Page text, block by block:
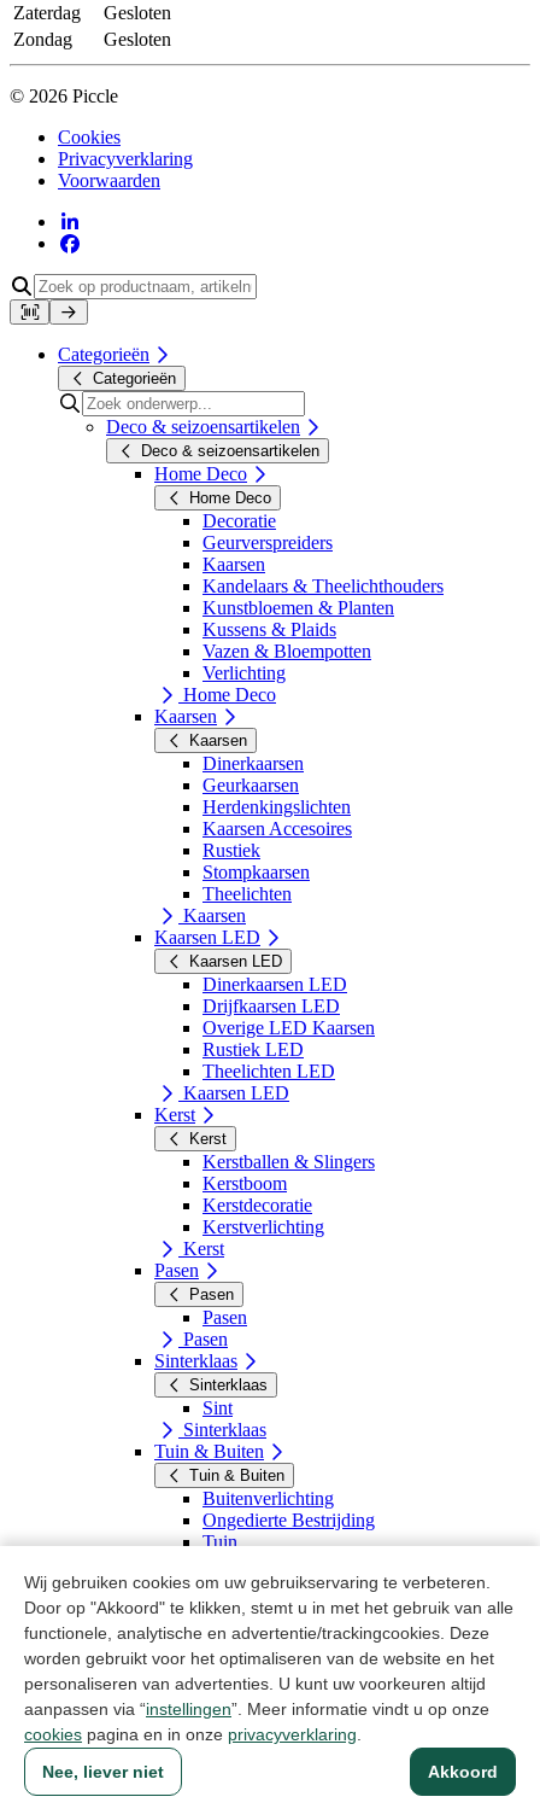
Wij gebruiken cookies om uw gebruikservaring te verbeteren.
Door op "Akkoord" te klikken, stemt u in met het gebruik van alle
functionele, analytische en advertentie/trackingcookies. Deze
worden gebruikt voor het optimaliseren van de website en het
personaliseren van advertenties. U kunt uw voorkeuren altijd
aanpassen via “instellingen”. Meer informatie vindt u op onze
cookies pagina en in onze privacyverklaring
Akkoord
Nee, liever niet
Zaterdag
Gesloten
Zondag
Gesloten
© 2026 Piccle
Cookies
Privacyverklaring
Voorwaarden
Categorieën
Categorieën
Deco & seizoensartikelen
Deco & seizoensartikelen
Home Deco
Home Deco
Decoratie
Geurverspreiders
Kaarsen
Kandelaars & Theelichthouders
Kunstbloemen & Planten
Kussens & Plaids
Vazen & Bloempotten
Verlichting
Home Deco
Kaarsen
Kaarsen
Dinerkaarsen
Geurkaarsen
Herdenkingslichten
Kaarsen Accesoires
Rustiek
Stompkaarsen
Theelichten
Kaarsen
Kaarsen LED
Kaarsen LED
Dinerkaarsen LED
Drijfkaarsen LED
Overige LED Kaarsen
Rustiek LED
Theelichten LED
Kaarsen LED
Kerst
Kerst
Kerstballen & Slingers
Kerstboom
Kerstdecoratie
Kerstverlichting
Kerst
Pasen
Pasen
Pasen
Pasen
Sinterklaas
Sinterklaas
Sint
Sinterklaas
Tuin & Buiten
Tuin & Buiten
Buitenverlichting
Ongedierte Bestrijding
Tuin
Zomer
Tuin & Buiten
Winter
Winter
Winterartikelen
Deco & seizoensartikelen
Huishoudelijke artikelen
Huishoudelijke artikelen
Badkamer & Sanitair